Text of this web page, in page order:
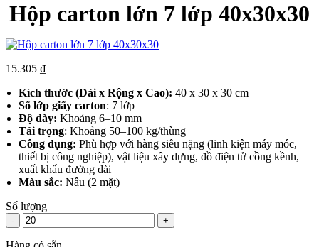
Hộp carton lớn 7 lớp 40x30x30
15.305 ₫
Kích thước (Dài x Rộng x Cao): 40 x 30 x 30 cm
Số lớp giấy carton: 7 lớp
Độ dày: Khoảng 6–10 mm
Tải trọng: Khoảng 50–100 kg/thùng
Công dụng: Phù hợp với hàng siêu nặng (linh kiện máy móc,
thiết bị công nghiệp), vật liệu xây dựng, đồ điện tử cồng kềnh,
xuất khẩu đường dài
Màu sắc: Nâu (2 mặt)
Số lượng
- +